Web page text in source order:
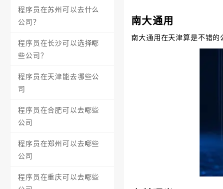
南大通用
南大通用在天津算是不错的
程序员在苏州可以去什么
公司？
程序员在长沙可以选择哪
些公司？
程序员在天津能去哪些公
司
程序员在合肥可以去哪些
公司
程序员在郑州可以去哪些
公司
程序员在重庆可以去哪些